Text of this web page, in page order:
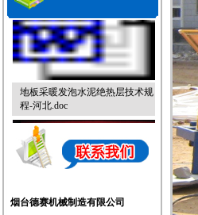
地板采暖发泡水泥绝热层技术规
程-河北.doc
烟台德赛参加第四届中国地暖产
业发展（北京）高峰论坛
烟台德赛机械制造有限公司